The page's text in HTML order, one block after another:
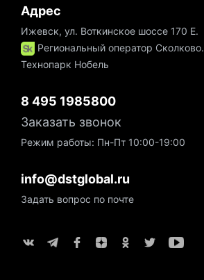
Адрес
Ижевск, ул. Воткинское шоссе 170 Е.
Региональный оператор Сколково.
Технопарк Нобель
8 495 1985800
Заказать звонок
Режим работы: Пн-Пт 10:00-19:00
info@dstglobal.ru
Задать вопрос по почте